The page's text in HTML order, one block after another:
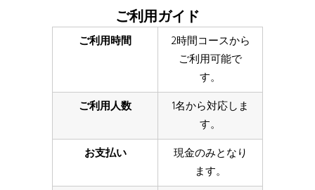
ご利用ガイド
ご利用時間
2時間コースから
ご利用可能で
す。
ご利用人数
1名から対応しま
す。
お支払い
現金のみとなり
ます。